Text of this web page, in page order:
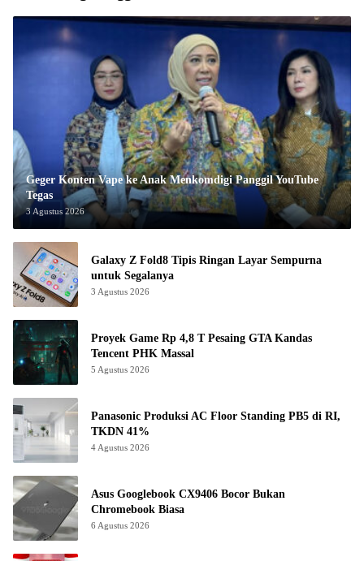
Geger Konten Vape ke Anak Menkomdigi Panggil YouTube
Tegas
3 Agustus 2026
Galaxy Z Fold8 Tipis Ringan Layar Sempurna
untuk Segalanya
3 Agustus 2026
Proyek Game Rp 4,8 T Pesaing GTA Kandas
Tencent PHK Massal
5 Agustus 2026
Panasonic Produksi AC Floor Standing PB5 di RI,
TKDN 41%
4 Agustus 2026
Asus Googlebook CX9406 Bocor Bukan
Chromebook Biasa
6 Agustus 2026